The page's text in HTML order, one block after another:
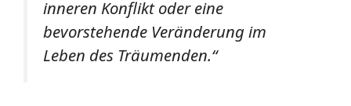
inneren Konflikt oder eine
bevorstehende Veränderung im
Leben des Träumenden.“